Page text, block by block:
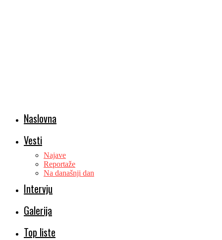
Naslovna
Vesti
Najave
Reportaže
Na današnji dan
Intervju
Galerija
Top liste